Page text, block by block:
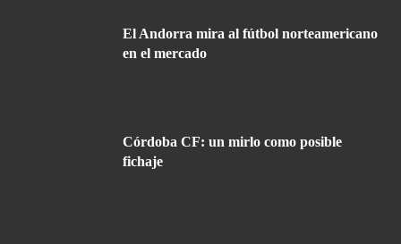
El Andorra mira al fútbol norteamericano
en el mercado
Córdoba CF: un mirlo como posible
fichaje